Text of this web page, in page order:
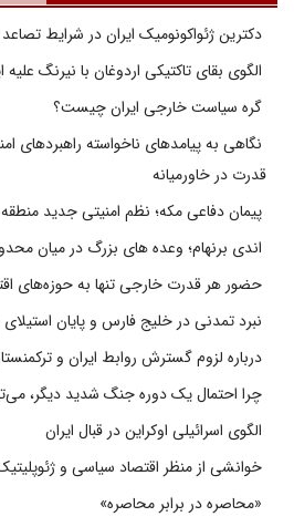
دکترین ژئواکونومیک ایران در شرایط
الگوی بقای تاکتیکی اردوغان با نیرنگ علیه
گره سیاست خارجی ایران چیست؟
نگاهی به پیامدهای ناخواسته راهبردهای
قدرت در خاورمیانه
پیمان دفاعی مکه؛ نظم امنیتی جدید منطقه
اندی برنهام؛ وعده های بزرگ در میان
حضور هر قدرت خارجی تنها به حوزه‌های
نبرد تمدنی در خلیج فارس و پایان
درباره لزوم گسترش روابط ایران و
چرا احتمال یک دوره جنگ شدید دیگر،
الگوی اسرائیلی اوکراین در قبال ایران
خوانشی از منظر اقتصاد سیاسی و
«محاصره در برابر محاصره»